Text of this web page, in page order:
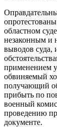
областном
незаконным и
выводов суда,
применением
обвиняемый
получающий
прибыть по
военный
проведению
документе.